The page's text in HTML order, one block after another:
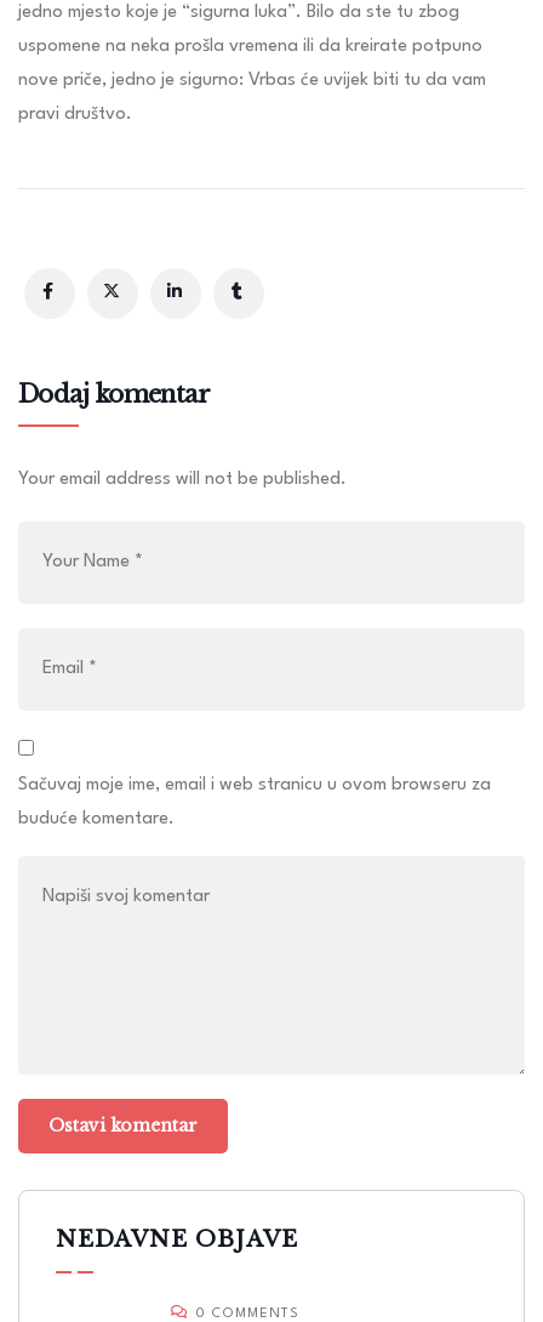
jedno mjesto koje je “sigurna luka”. Bilo da ste tu zbog
uspomene na neka prošla vremena ili da kreirate potpuno
nove priče, jedno je sigurno: Vrbas će uvijek biti tu da vam
pravi društvo.
Dodaj komentar
Your email address will not be published.
Sačuvaj moje ime, email i web stranicu u ovom browseru za
buduće komentare.
NEDAVNE OBJAVE
0 COMMENTS